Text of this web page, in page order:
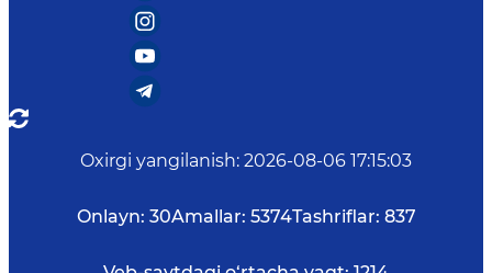
Oxirgi yangilanish: 2026-08-06 17:15:03
Onlayn: 30Amallar: 5374Tashriflar: 837